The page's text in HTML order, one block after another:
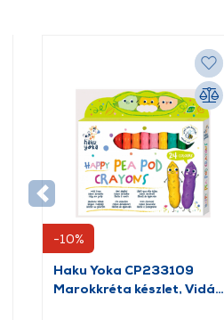
-10%
Haku Yoka CP233109
Marokkréta készlet, Vidám